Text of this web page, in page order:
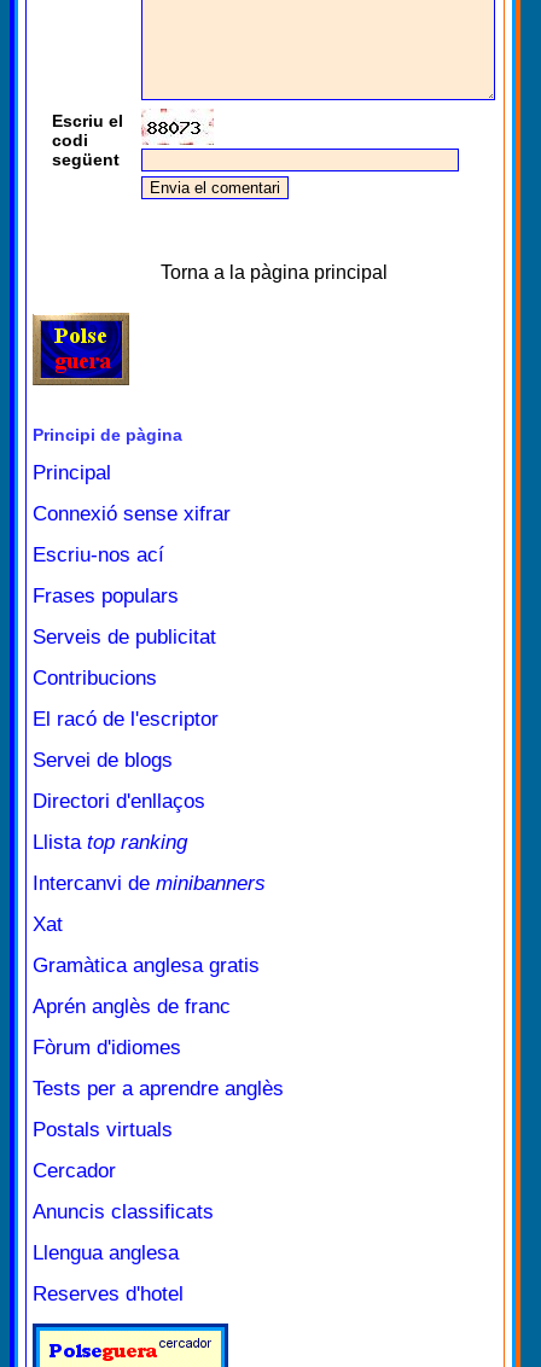
Escriu el
codi
següent
Torna a la pàgina principal
Principi de pàgina
Principal
Connexió sense xifrar
Escriu-nos ací
Frases populars
Serveis de publicitat
Contribucions
El racó de l'escriptor
Servei de blogs
Directori d'enllaços
Llista top ranking
Intercanvi de minibanners
Xat
Gramàtica anglesa gratis
Aprén anglès de franc
Fòrum d'idiomes
Tests per a aprendre anglès
Postals virtuals
Cercador
Anuncis classificats
Llengua anglesa
Reserves d'hotel